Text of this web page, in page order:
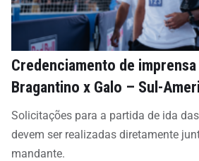
Credenciamento de imprensa
Bragantino x Galo – Sul-
Solicitações para a partida de ida
devem ser realizadas diretamente
mandante.